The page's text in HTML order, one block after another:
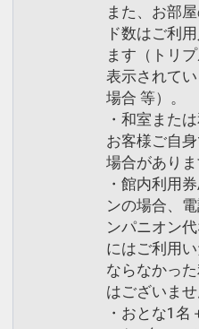
また、お部
ド数はご利
ます（トリ
表示されて
場合 等）。
・和室また
お客様ご自
場合がありま
・館内利用
ンの場合、
ンパニオン
にはご利用
ならなかっ
はございませ
・おとな1